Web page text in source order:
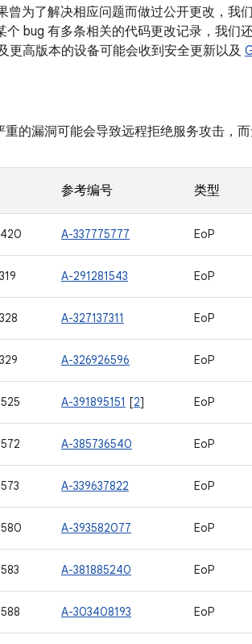
曾为了解决相应问题而做过公开更改，我
个 bug 有多条相关的代码更改记录，我们
更高版本的设备可能会收到安全更新以及
的漏洞可能会导致远程拒绝服务攻击，而
参考编号 类型
A-337775777 EoP
A-291281543 EoP
A-327137311 EoP
A-326926596 EoP
A-391895151 [2] EoP
A-385736540 EoP
A-339637822 EoP
A-393582077 EoP
A-381885240 EoP
A-303408193 EoP